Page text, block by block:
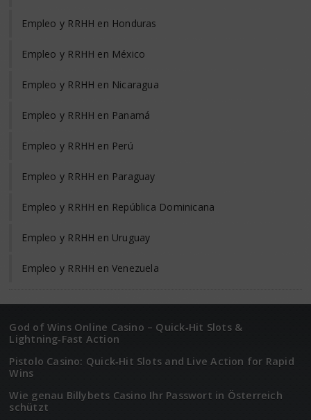
Empleo y RRHH en Honduras
Empleo y RRHH en México
Empleo y RRHH en Nicaragua
Empleo y RRHH en Panamá
Empleo y RRHH en Perú
Empleo y RRHH en Paraguay
Empleo y RRHH en República Dominicana
Empleo y RRHH en Uruguay
Empleo y RRHH en Venezuela
God of Wins Online Casino – Quick‑Hit Slots &
Lightning‑Fast Action
Pistolo Casino: Quick‑Hit Slots and Live Action for Rapid
Wins
Wie genau Billybets Casino Ihr Passwort in Österreich
schützt